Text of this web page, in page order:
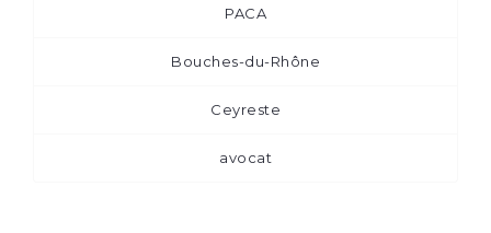
PACA
Bouches-du-Rhône
Ceyreste
avocat